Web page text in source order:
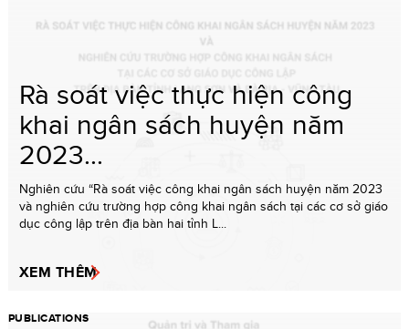
Rà soát việc thực hiện công
khai ngân sách huyện năm
2023...
Nghiên cứu “Rà soát việc công khai ngân sách huyện năm 2023
và nghiên cứu trường hợp công khai ngân sách tại các cơ sở giáo
dục công lập trên địa bàn hai tỉnh L...
XEM THÊM
PUBLICATIONS